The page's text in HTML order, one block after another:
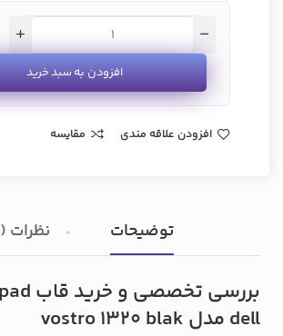
افزودن به سبد خرید
افزودن علاقه مندی مقایسه
توضیحات نظرات (0)
dell مدل vostro 1320 blak